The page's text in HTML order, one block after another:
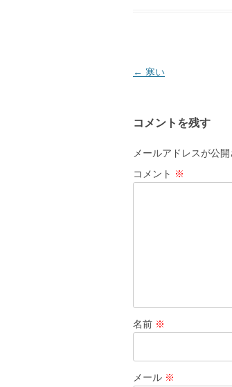
投
ビ
ゲ
ー
← 寒い
コメントを残す
メールアドレスが公
コメント ※
名前 ※
メール ※